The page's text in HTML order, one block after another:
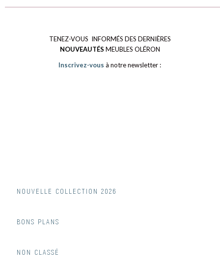
TENEZ-VOUS INFORMÉS DES DERNIÈRES
NOUVEAUTÉS MEUBLES OLÉRON
Inscrivez-vous à notre newsletter :
NOUVELLE COLLECTION 2026
BONS PLANS
NON CLASSÉ